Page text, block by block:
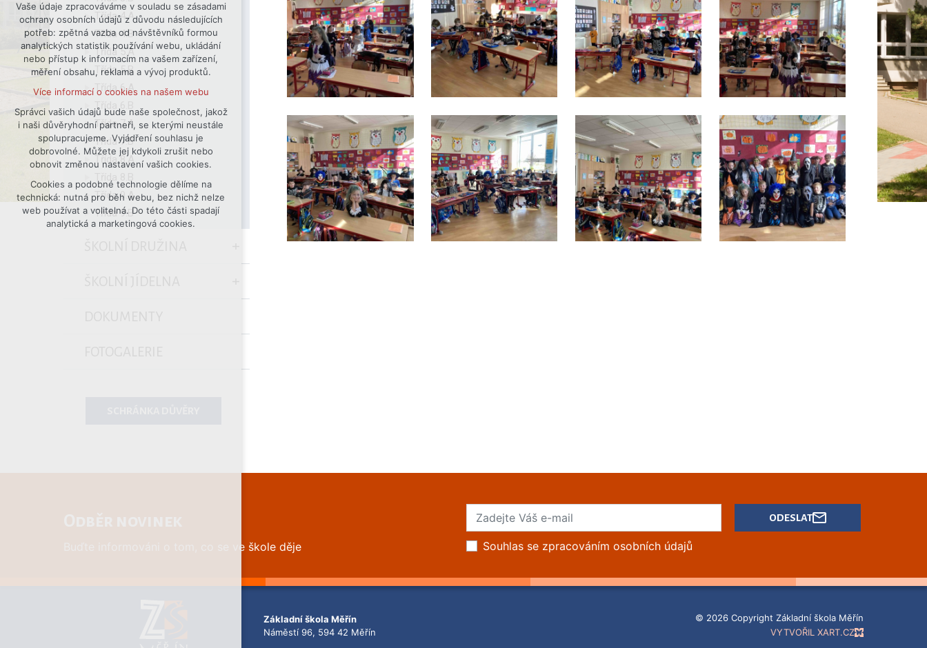
Třída 4.A
Třída 4.B
Třída 5.A
Třída 5.B
Třída 6.A
Třída 6.B
Třída 7.A
Třída 7.B
Třída 8.A
Třída 9.A
Třída 9.B
Buďte informováni o tom, co se ve škole děje Souhlas se zpracováním osobních údajů
ODESLAT
Základní škola Měřín
Náměstí 96, 594 42 Měřín
© 2026 Copyright Základní škola Měřín
VYTVOŘIL XART.CZ
Technická cookies
nutná pro provozování webu
udržení kontextu stránek (session):
případná přihlášení, volby jazyka, apod.
Volitelná cookies
analytická pro anonymizované
vyhodnocení návštěvnosti
marketingová cookies (Google)
Více informací o cookies na našem webu
Přijmout všechny cookies
Odmítnout vše
Vaše údaje zpracováváme v souladu se zásadami
ochrany osobních údajů z důvodu následujících
potřeb: zpětná vazba od návštěvníků formou
analytických statistik používání webu, ukládání
nebo přístup k informacím na vašem zařízení,
měření obsahu, reklama a vývoj produktů.
Více informací o cookies na našem webu
Správci vašich údajů bude naše společnost, jakož
i naši důvěryhodní partneři, se kterými neustále
spolupracujeme. Vyjádření souhlasu je
dobrovolné. Můžete jej kdykoli zrušit nebo
obnovit změnou nastavení vašich cookies.
Cookies a podobné technologie dělíme na
technická: nutná pro běh webu, bez nichž nelze
web používat a volitelná. Do této části spadají
analytická a marketingová cookies.